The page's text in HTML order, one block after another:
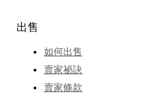
出售
如何出售
賣家祕訣
賣家條款